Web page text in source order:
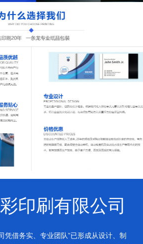
印刷有限公司
凭借务实、专业团队”已形成从设计、制